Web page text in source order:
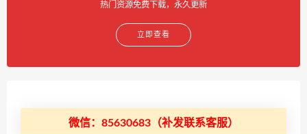
热门资源免费下载，永久更新
立即查看
微信：85630683（补发联系客服）